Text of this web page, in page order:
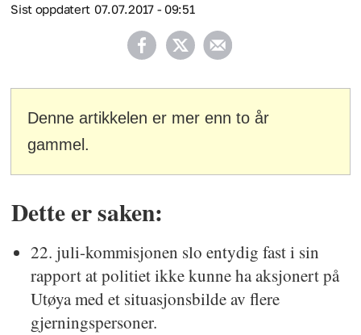
Sist oppdatert
07.07.2017 - 09:51
Denne artikkelen er mer enn to år
gammel.
Dette er saken:
22. juli-kommisjonen slo entydig fast i sin
rapport at politiet ikke kunne ha aksjonert på
Utøya med et situasjonsbilde av flere
gjerningspersoner.